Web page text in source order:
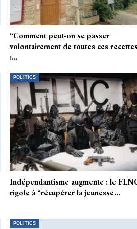
“Comment peut-on se passer
volontairement de toutes ces
:…
POLITICS
Indépendantisme augmente : le
rigole à “récupérer la jeunesse…
POLITICS